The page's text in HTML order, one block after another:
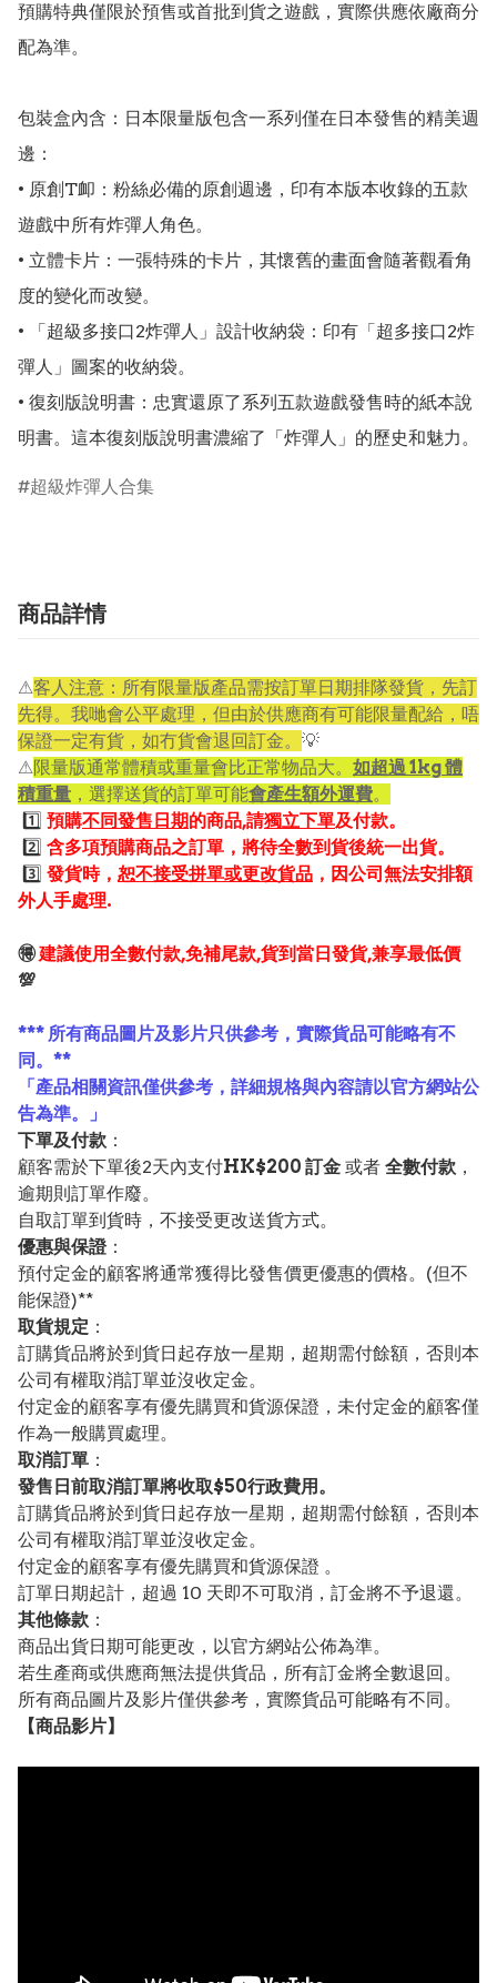
預購特典僅限於預售或首批到貨之遊戲，實際供應依廠商分
配為準。
包裝盒內含：日本限量版包含一系列僅在日本發售的精美週
邊：
• 原創T卹：粉絲必備的原創週邊，印有本版本收錄的五款
遊戲中所有炸彈人角色。
• 立體卡片：一張特殊的卡片，其懷舊的畫面會隨著觀看角
度的變化而改變。
• 「超級多接口2炸彈人」設計收納袋：印有「超多接口2炸
彈人」圖案的收納袋。
• 復刻版說明書：忠實還原了系列五款遊戲發售時的紙本說
明書。這本復刻版說明書濃縮了「炸彈人」的歷史和魅力。
超級炸彈人合集
商品詳情
⚠客人注意：所有限量版產品需按訂單日期排隊發貨，先訂
先得。我哋會公平處理，但由於供應商有可能限量配給，唔
保證一定有貨，如冇貨會退回訂金。 💡
⚠限量版通常體積或重量會比正常物品大。 如超過 1kg 體
積重量 ，選擇送貨的訂單可能會產生額外運費。
1️⃣ 預購不同發售日期的商品,請獨立下單及付款。
2️⃣ 含多項預購商品之訂單，將待全數到貨後統一出貨。
3️⃣ 發貨時， 恕不接受拼單或更改貨品 ，因公司無法安排額
外人手處理.
🉐建議使用全數付款,免補尾款,貨到當日發貨,兼享最低價
💯
*** 所有商品圖片及影片只供參考，實際貨品可能略有不
同。**
「產品相關資訊僅供參考，詳細規格與內容請以官方網站公
告為準。」
下單及付款 ：
顧客需於下單後2天內支付HK$200 訂金 或者 全數付款 ，
逾期則訂單作廢。
自取訂單到貨時，不接受更改送貨方式。
優惠與保證：
預付定金的顧客將通常獲得比發售價更優惠的價格。(但不
能保證)**
取貨規定 ：
訂購貨品將於到貨日起存放一星期，超期需付餘額，否則本
公司有權取消訂單並沒收定金。
付定金的顧客享有優先購買和貨源保證，未付定金的顧客僅
作為一般購買處理。
取消訂單 ：
發售日前取消訂單將收取$50行政費用。
訂購貨品將於到貨日起存放一星期，超期需付餘額，否則本
公司有權取消訂單並沒收定金。
付定金的顧客享有優先購買和貨源保證 。
訂單日期起計，超過 10 天即不可取消，訂金將不予退還。
其他條款 ：
商品出貨日期可能更改，以官方網站公佈為準。
若生產商或供應商無法提供貨品，所有訂金將全數退回。
所有商品圖片及影片僅供參考，實際貨品可能略有不同。
【商品影片】